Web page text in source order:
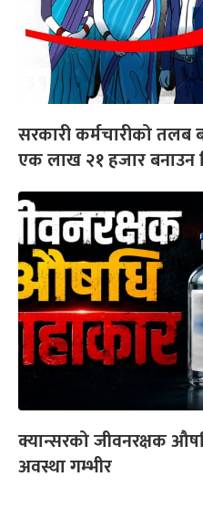
सरकारी कर्मचारीको तलब
एक लाख २१ हजार बनाउन
क्यान्सरको जीवनरक्षक
अवस्था गम्भीर